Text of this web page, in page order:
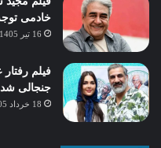
خادمی
16 تیر 1405
فیلم
جنجالی شد
18 خرداد 1405